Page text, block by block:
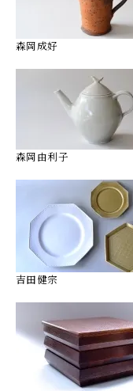
森岡成好
森岡由利子
吉田健宗